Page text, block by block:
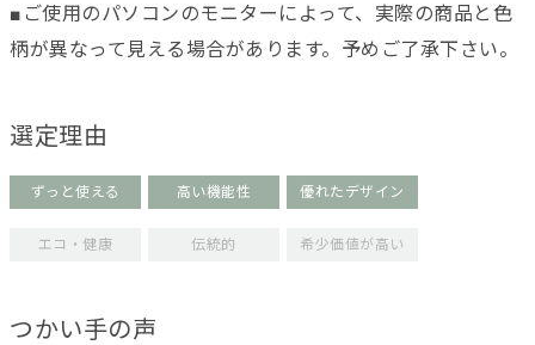
■ご使用のパソコンのモニターによって、実際の商品と色
柄が異なって見える場合があります。予めご了承下さい。
選定理由
ずっと使える 高い機能性 優れたデザイン
エコ・健康 伝統的 希少価値が高い
つかい手の声